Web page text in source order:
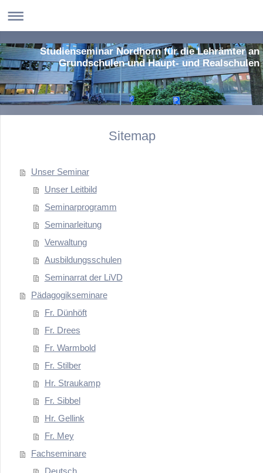
Studienseminar Nordhorn für die Lehrämter an
Grundschulen und Haupt- und Realschulen
Sitemap
Unser Seminar
Unser Leitbild
Seminarprogramm
Seminarleitung
Verwaltung
Ausbildungsschulen
Seminarrat der LiVD
Pädagogikseminare
Fr. Dünhöft
Fr. Drees
Fr. Warmbold
Fr. Stilber
Hr. Straukamp
Fr. Sibbel
Hr. Gellink
Fr. Mey
Fachseminare
Deutsch